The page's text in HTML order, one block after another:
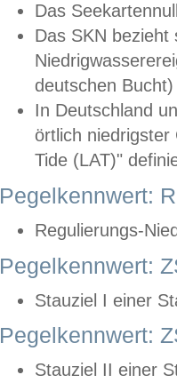
Das
Das SKN
deutschen
In Deutschland
örtlich
Tide (LAT)"
Pegelkennwert:
Regulierungs-
Pegelkennwert:
Stauziel I einer
Pegelkennwert:
Stauziel II einer